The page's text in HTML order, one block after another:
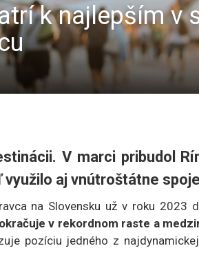
k najlepším v
V marci pribudol
aj vnútroštátne
na Slovensku už v roku 2023
v rekordnom raste a
pozíciu jedného z